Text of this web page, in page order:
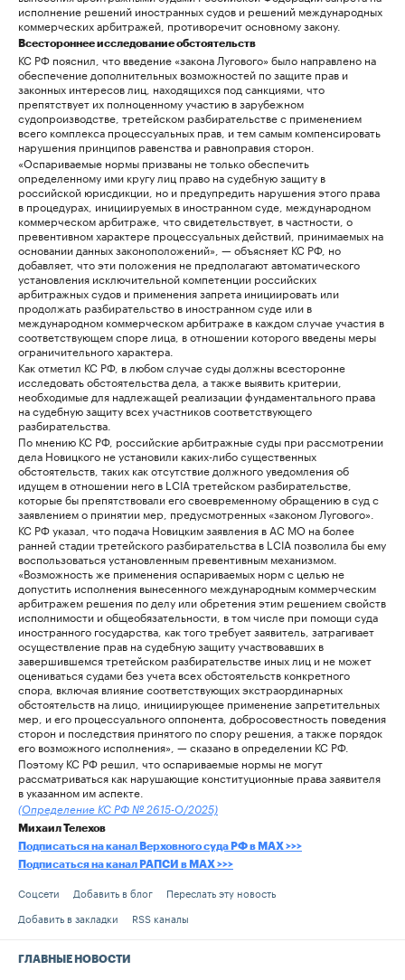
исполнение решений иностранных судов и решений международных
коммерческих арбитражей, противоречит основному закону.
Всестороннее исследование обстоятельств
КС РФ пояснил, что введение «закона Лугового» было направлено на
обеспечение дополнительных возможностей по защите прав и
законных интересов лиц, находящихся под санкциями, что
препятствует их полноценному участию в зарубежном
судопроизводстве, третейском разбирательстве с применением
всего комплекса процессуальных прав, и тем самым компенсировать
нарушения принципов равенства и равноправия сторон.
«Оспариваемые нормы призваны не только обеспечить
определенному ими кругу лиц право на судебную защиту в
российской юрисдикции, но и предупредить нарушения этого права
в процедурах, инициируемых в иностранном суде, международном
коммерческом арбитраже, что свидетельствует, в частности, о
превентивном характере процессуальных действий, принимаемых на
основании данных законоположений», — объясняет КС РФ, но
добавляет, что эти положения не предполагают автоматического
установления исключительной компетенции российских
арбитражных судов и применения запрета инициировать или
продолжать разбирательство в иностранном суде или в
международном коммерческом арбитраже в каждом случае участия в
соответствующем споре лица, в отношении которого введены меры
ограничительного характера.
Как отметил КС РФ, в любом случае суды должны всесторонне
исследовать обстоятельства дела, а также выявить критерии,
необходимые для надлежащей реализации фундаментального права
на судебную защиту всех участников соответствующего
разбирательства.
По мнению КС РФ, российские арбитражные суды при рассмотрении
дела Новицкого не установили каких-либо существенных
обстоятельств, таких как отсутствие должного уведомления об
идущем в отношении него в LCIA третейском разбирательстве,
которые бы препятствовали его своевременному обращению в суд с
заявлением о принятии мер, предусмотренных «законом Лугового».
КС РФ указал, что подача Новицким заявления в АС МО на более
ранней стадии третейского разбирательства в LCIA позволила бы ему
воспользоваться установленным превентивным механизмом.
«Возможность же применения оспариваемых норм с целью не
допустить исполнения вынесенного международным коммерческим
арбитражем решения по делу или обретения этим решением свойств
исполнимости и общеобязательности, в том числе при помощи суда
иностранного государства, как того требует заявитель, затрагивает
осуществление прав на судебную защиту участвовавших в
завершившемся третейском разбирательстве иных лиц и не может
оцениваться судами без учета всех обстоятельств конкретного
спора, включая влияние соответствующих экстраординарных
обстоятельств на лицо, инициирующее применение запретительных
мер, и его процессуального оппонента, добросовестность поведения
сторон и последствия принятого по спору решения, а также порядок
его возможного исполнения», — сказано в определении КС РФ.
Поэтому КС РФ решил, что оспариваемые нормы не могут
рассматриваться как нарушающие конституционные права заявителя
в указанном им аспекте.
(Определение КС РФ № 2615-О/2025)
Михаил Телехов
Подписаться на канал Верховного суда РФ в MAX >>>
Подписаться на канал РАПСИ в MAX >>>
Соцсети Добавить в блог
Переслать эту новость
Добавить в закладки
RSS каналы
ГЛАВНЫЕ НОВОСТИ